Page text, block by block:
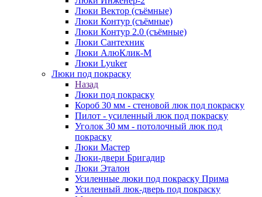
Люки Вектор (съёмные)
Люки Контур (съёмные)
Люки Контур 2.0 (съёмные)
Люки Сантехник
Люки АлюКлик-М
Люки Lyuker
Люки под покраску
Назад
Люки под покраску
Короб 30 мм - стеновой люк под покраску
Пилот - усиленный люк под покраску
Уголок 30 мм - потолочный люк под
покраску
Люки Мастер
Люки-двери Бригадир
Люки Эталон
Усиленные люки под покраску Прима
Усиленный люк-дверь под покраску